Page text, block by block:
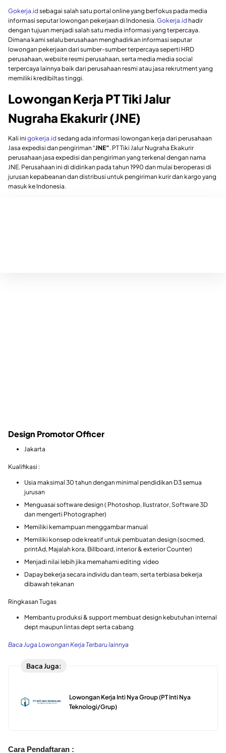
Gokerja.id sebagai salah satu portal online yang berfokus pada media
informasi seputar lowongan pekerjaan di Indonesia.Gokerja.id hadir
dengan tujuan menjadi salah satu media informasi yang terpercaya.
Dimana kami selalu berusahaan menghadirkan informasi seputar
lowongan pekerjaan dari sumber-sumber terpercaya seperti HRD
perusahaan, website resmi perusahaan, serta media media social
terpercaya lainnya baik dari perusahaan resmi atau jasa rekrutment yang
memiliki kredibiltas tinggi.
Lowongan Kerja PT Tiki Jalur
Nugraha Ekakurir (JNE)
Kali ini gokerja.id sedang ada informasi lowongan kerja dari perusahaan
Jasa expedisi dan pengiriman “JNE”. PT Tiki Jalur Nugraha Ekakurir
perusahaan jasa expedisi dan pengiriman yang terkenal dengan nama
JNE. Perusahaan ini di didirikan pada tahun 1990 dan mulai beroperasi di
jurusan kepabeanan dan distribusi untuk pengiriman kurir dan kargo yang
masuk ke Indonesia.
Design Promotor Officer
Jakarta
Kualifikasi :
Usia maksimal 30 tahun dengan minimal pendidikan D3 semua
jurusan
Menguasai software design ( Photoshop, Ilustrator, Software 3D
dan mengerti Photographer)
Memiliki kemampuan menggambar manual
Memiliki konsep ode kreatif untuk pembuatan design (socmed,
printAd, Majalah kora, Billboard, interior & exterior Counter)
Menjadi nilai lebih jika memahami editing video
Dapay bekerja secara individu dan team, serta terbiasa bekerja
dibawah tekanan
Ringkasan Tugas
Membantu produksi & support membuat design kebutuhan internal
dept maupun lintas dept serta cabang
Baca Juga Lowongan Kerja Terbaru lainnya
Baca Juga:
Lowongan Kerja Inti Nya Group (PT Inti Nya
Teknologi/Grup)
Cara Pendaftaran :